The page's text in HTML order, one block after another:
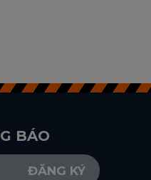
BÁO